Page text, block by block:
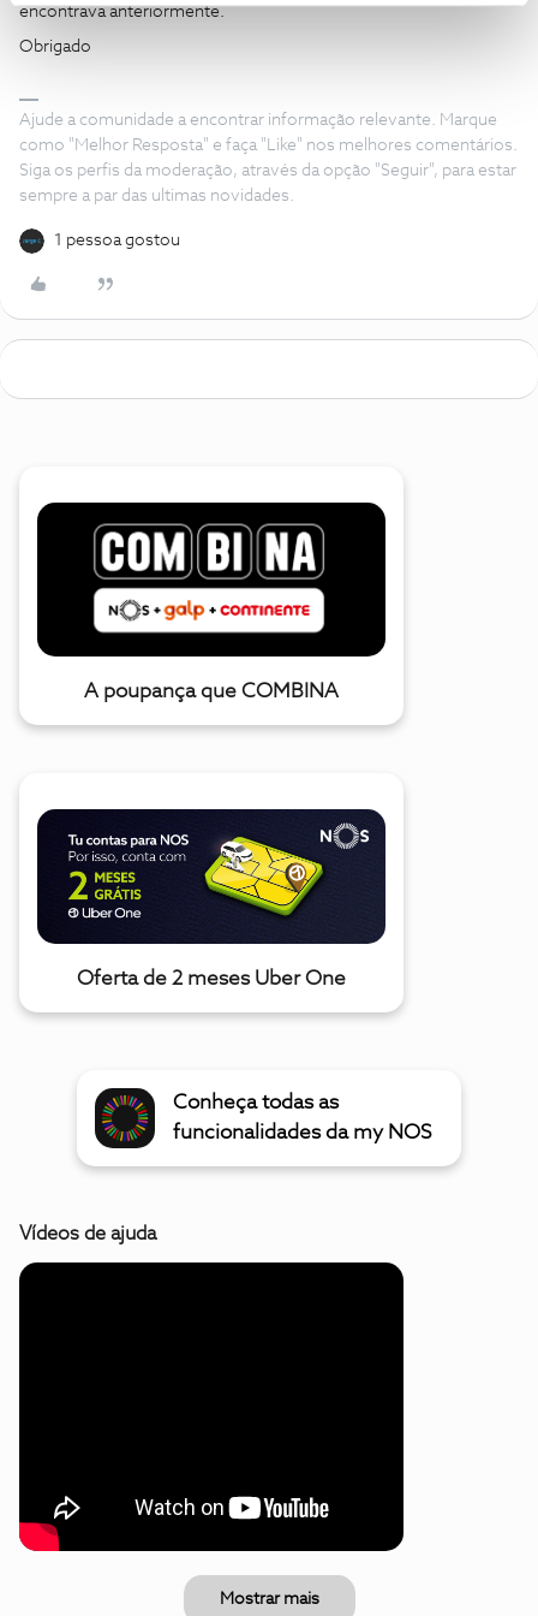
encontrava anteriormente.
Obrigado
Ajude a comunidade a encontrar informação relevante. Marque
como "Melhor Resposta" e faça "Like" nos melhores comentários.
Siga os perfis da moderação, através da opção "Seguir", para estar
sempre a par das ultimas novidades.
1 pessoa gostou
A poupança que COMBINA
Oferta de 2 meses Uber One
Conheça todas as
funcionalidades da my NOS
Vídeos de ajuda
Mostrar mais